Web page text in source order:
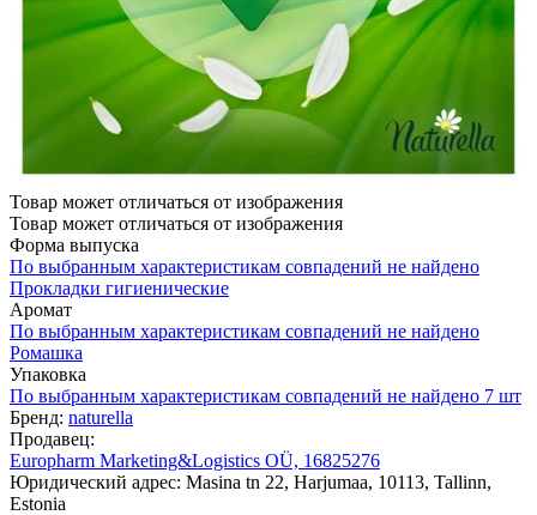
Товар может отличаться от изображения
Товар может отличаться от изображения
Форма выпуска
По выбранным характеристикам совпадений не найдено
Прокладки гигиенические
Аромат
По выбранным характеристикам совпадений не найдено
Ромашка
Упаковка
По выбранным характеристикам совпадений не найдено 7 шт
Бренд: naturella
Продавец:
Europharm Marketing&Logistics OÜ, 16825276
Юридический адрес: Masina tn 22, Harjumaa, 10113, Tallinn,
Estonia